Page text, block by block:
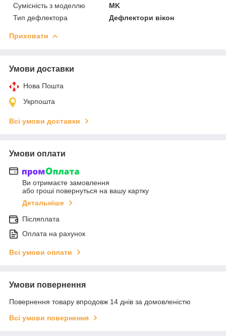
Сумісність з моделлю
MK
Тип дефлектора
Дефлектори вікон
Приховати
Умови доставки
Нова Пошта
Укрпошта
Всі умови доставки
Умови оплати
Ви отримаєте замовлення
або гроші повернуться на вашу картку
Детальніше
Післяплата
Оплата на рахунок
Всі умови оплати
Умови повернення
Повернення товару впродовж 14 днів за домовленістю
Всі умови повернення